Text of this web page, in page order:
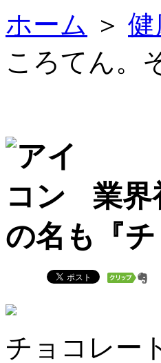
ホーム ＞ 健
ころてん。
業界
の名も『
チョコレー